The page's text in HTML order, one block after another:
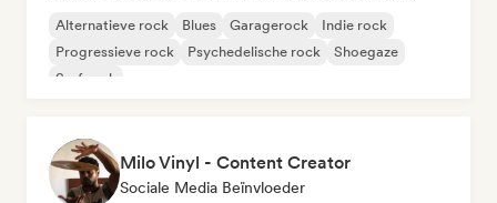
Alternatieve rock Blues Garagerock
Indie rock
Progressieve rock
Psychedelische rock
Shoegaze
Surf rock
Milo Vinyl - Content Creator
Sociale Media Beïnvloeder